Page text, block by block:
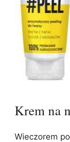
Krem na
Wieczorem